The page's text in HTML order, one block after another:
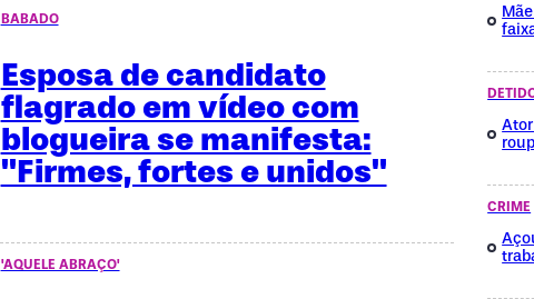
BABADO
Esposa de candidato
flagrado em vídeo com
blogueira se manifesta:
"Firmes, fortes e unidos"
'AQUELE ABRAÇO'
CRIME